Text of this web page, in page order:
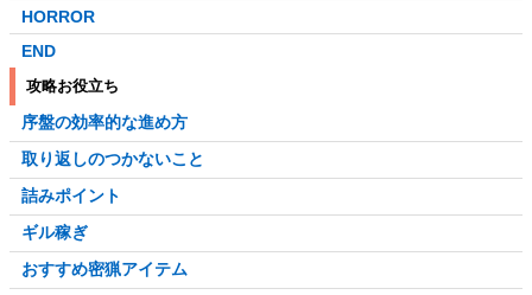
HORROR
END
攻略お役立ち
序盤の効率的な進め方
取り返しのつかないこと
詰みポイント
ギル稼ぎ
おすすめ密猟アイテム